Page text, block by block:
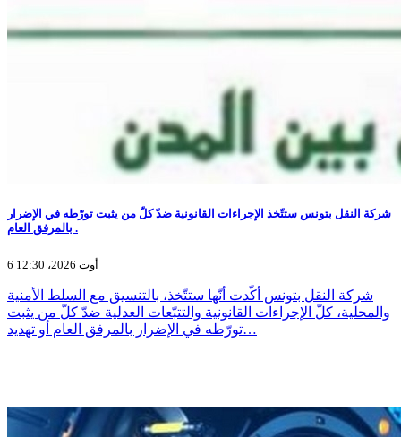
شركة النقل بتونس ستتّخذ الإجراءات القانونية ضدّ كلّ من يثبت تورّطه في الإضرار
بالمرفق العام .
6 أوت 2026، 12:30
شركة النقل بتونس أكّدت أنّها ستتّخذ، بالتنسيق مع السلط الأمنية
والمحلية، كلّ الإجراءات القانونية والتتبّعات العدلية ضدّ كلّ من يثبت
تورّطه في الإضرار بالمرفق العام أو تهديد…